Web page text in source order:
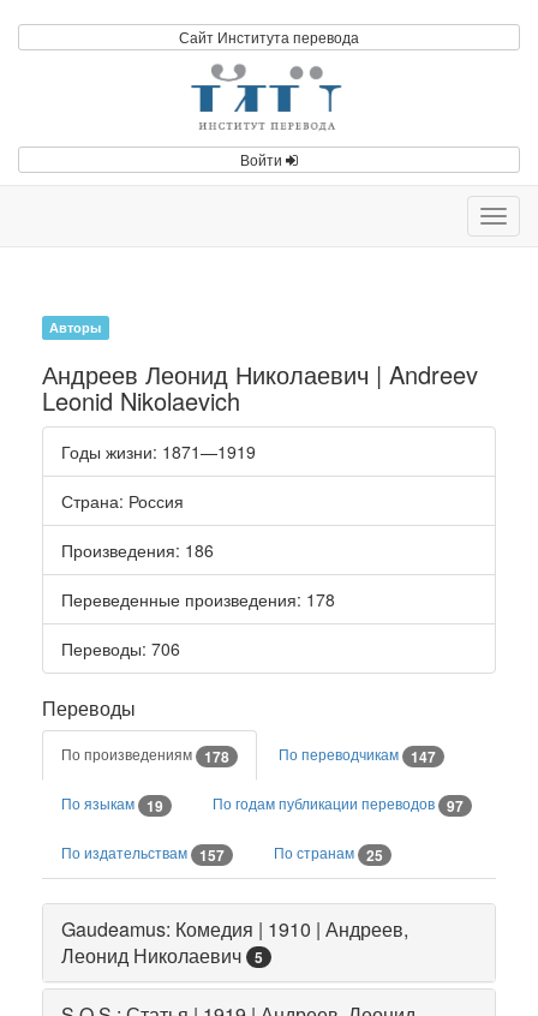
Сайт Института перевода
Войти
Авторы
Андреев Леонид Николаевич | Andreev
Leonid Nikolaevich
Годы жизни: 1871—1919
Страна: Россия
Произведения: 186
Переведенные произведения: 178
Переводы: 706
Переводы
По произведениям 178 По переводчикам 147
По языкам 19 По годам публикации переводов 97
По издательствам 157 По странам 25
Gaudeamus: Комедия | 1910 | Андреев,
Леонид Николаевич
5